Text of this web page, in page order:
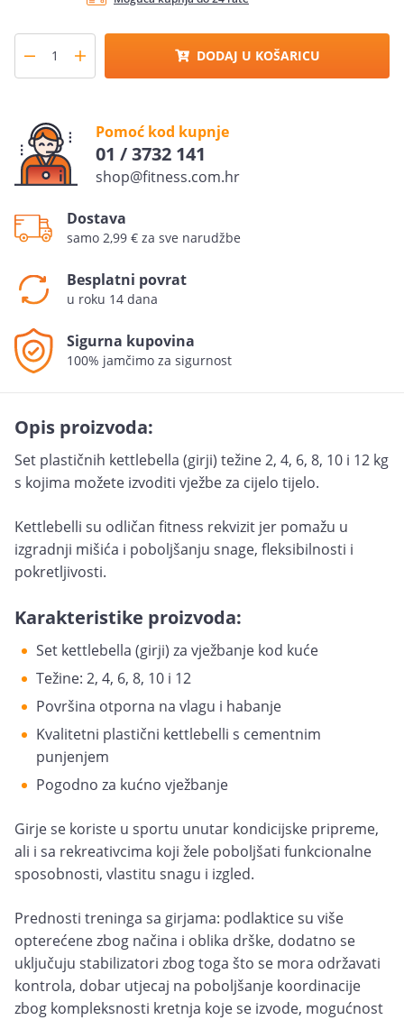
DODAJ U KOŠARICU
Pomoć kod kupnje
01 / 3732 141
shop@fitness.com.hr
Dostava
samo 2,99 € za sve narudžbe
Besplatni povrat
u roku 14 dana
Sigurna kupovina
100% jamčimo za sigurnost
Opis proizvoda:
Set plastičnih kettlebella (girji) težine 2, 4, 6, 8, 10 i 12 kg
s kojima možete izvoditi vježbe za cijelo tijelo.
Kettlebelli su odličan fitness rekvizit jer pomažu u
izgradnji mišića i poboljšanju snage, fleksibilnosti i
pokretljivosti.
Karakteristike proizvoda:
Set kettlebella (girji) za vježbanje kod kuće
Težine: 2, 4, 6, 8, 10 i 12
Površina otporna na vlagu i habanje
Kvalitetni plastični kettlebelli s cementnim
punjenjem
Pogodno za kućno vježbanje
Girje se koriste u sportu unutar kondicijske pripreme,
ali i sa rekreativcima koji žele poboljšati funkcionalne
sposobnosti, vlastitu snagu i izgled.
Prednosti treninga sa girjama: podlaktice su više
opterećene zbog načina i oblika drške, dodatno se
uključuju stabilizatori zbog toga što se mora održavati
kontrola, dobar utjecaj na poboljšanje koordinacije
zbog kompleksnosti kretnja koje se izvode, mogućnost